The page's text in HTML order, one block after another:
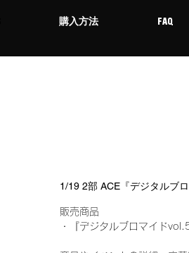
購入方法 FAQ
1/19 2部 ACE『デジタルブ
販売商品
・『デジタルブロマイド